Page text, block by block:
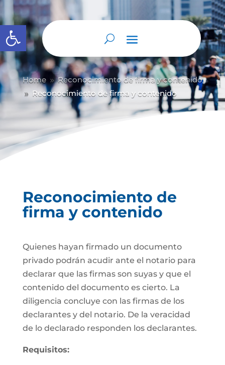
Abrir barra de herramientas
Home 9 Reconocimiento de firma y contenido
9 Reconocimiento de firma y contenido
Reconocimiento de
firma y contenido
Quienes hayan firmado un documento
privado podrán acudir ante el notario para
declarar que las firmas son suyas y que el
contenido del documento es cierto. La
diligencia concluye con las firmas de los
declarantes y del notario. De la veracidad
de lo declarado responden los declarantes.
Requisitos: